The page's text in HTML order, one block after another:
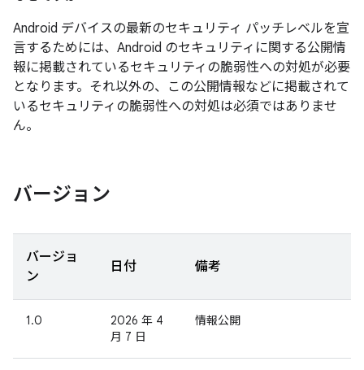
Android デバイスの最新のセキュリティ パッチレベルを宣
言するためには、Android のセキュリティに関する公開情
報に掲載されているセキュリティの脆弱性への対処が必要
となります。それ以外の、この公開情報などに掲載されて
いるセキュリティの脆弱性への対処は必須ではありませ
ん。
バージョン
バージョ
ン
日付 備考
1.0
2026 年 4
月 7 日
情報公開